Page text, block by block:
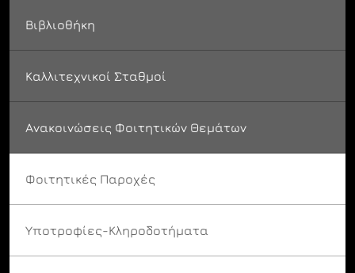
Βιβλιοθήκη
Καλλιτεχνικοί Σταθμοί
Ανακοινώσεις Φοιτητικών Θεμάτων
Φοιτητικές Παροχές
Υποτροφίες-Κληροδοτήματα